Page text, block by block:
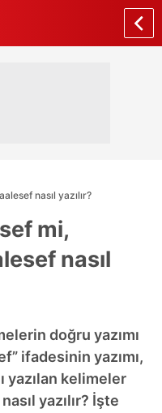
nasıl yazılır?
mi,
nasıl
doğru yazımı
ifadesinin yazımı,
yazılan kelimeler
yazılır? İşte